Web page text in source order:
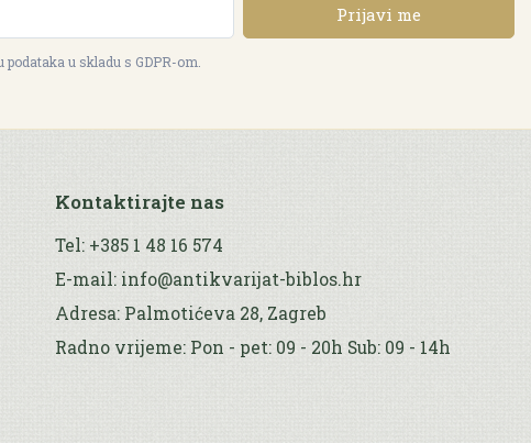
Prijavi me
u skladu s GDPR-om.
Kontaktirajte nas
Tel: +385 1 48 16 574
E-mail: info@antikvarijat-biblos.hr
Adresa: Palmotićeva 28, Zagreb
Radno vrijeme: Pon - pet: 09 - 20h Sub: 09 - 14h